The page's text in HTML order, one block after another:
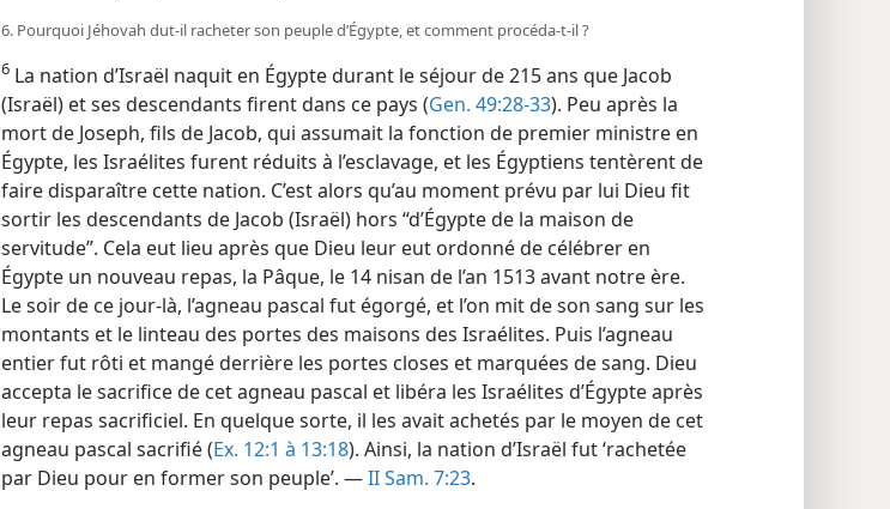
6. Pourquoi Jéhovah dut-​il racheter son peuple d’Égypte, et comment procéda-​t-​il ?
6 La nation d’Israël naquit en Égypte durant le séjour de 215 ans que Jacob
(Israël) et ses descendants firent dans ce pays (Gen. 49:28-33). Peu après la
mort de Joseph, fils de Jacob, qui assumait la fonction de premier ministre en
Égypte, les Israélites furent réduits à l’esclavage, et les Égyptiens tentèrent de
faire disparaître cette nation. C’est alors qu’au moment prévu par lui Dieu fit
sortir les descendants de Jacob (Israël) hors “d’Égypte de la maison de
servitude”. Cela eut lieu après que Dieu leur eut ordonné de célébrer en
Égypte un nouveau repas, la Pâque, le 14 nisan de l’an 1513 avant notre ère.
Le soir de ce jour-​là, l’agneau pascal fut égorgé, et l’on mit de son sang sur les
montants et le linteau des portes des maisons des Israélites. Puis l’agneau
entier fut rôti et mangé derrière les portes closes et marquées de sang. Dieu
accepta le sacrifice de cet agneau pascal et libéra les Israélites d’Égypte après
leur repas sacrificiel. En quelque sorte, il les avait achetés par le moyen de cet
agneau pascal sacrifié (Ex. 12:1 à 13:18). Ainsi, la nation d’Israël fut ‘rachetée
par Dieu pour en former son peuple’. —II Sam. 7:23.